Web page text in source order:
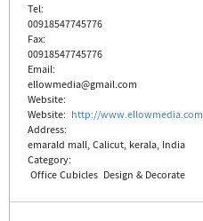
Tel:
00918547745776
Fax:
00918547745776
Email:
ellowmedia@gmail.com
Website:
Website: http://www.ellowmedia.com
Address:
emarald mall, Calicut, kerala, India
Category:
Office Cubicles Design & Decorate